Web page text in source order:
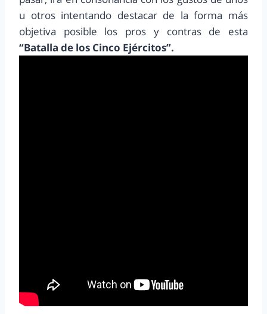
u otros intentando destacar de la forma más
objetiva posible los pros y contras de esta
“Batalla de los Cinco Ejércitos”.